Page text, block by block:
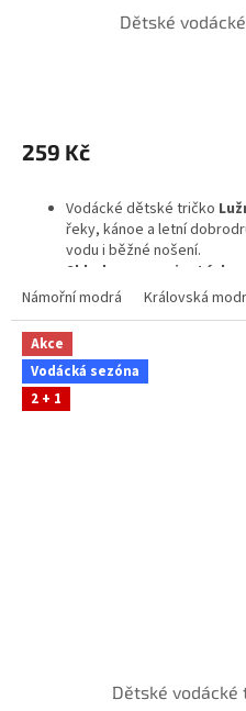
Dětské
259 Kč
Vodácké dětské tričko
řeky, kánoe a letní
vodu i běžné nošení.
Skladem ve variantách
Námořní modrá
Královská
Akce
Vodácká sezóna
2 + 1
Dětské vodácké